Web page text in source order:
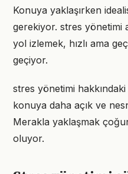
Konuya yaklaşırken
gerekiyor. stres yönetimi
yol izlemek, hızlı ama
geçiyor.
stres yönetimi hakkındaki
konuya daha açık ve
Merakla yaklaşmak
oluyor.